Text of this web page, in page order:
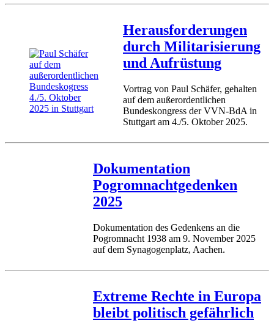
Herausforderungen
durch Militarisierung
und Aufrüstung
Vortrag von Paul Schäfer, gehalten
auf dem außerordentlichen
Bundeskongress der VVN-BdA in
Stuttgart am 4./5. Oktober 2025.
Dokumentation
Pogromnachtgedenken
2025
Dokumentation des Gedenkens an die
Pogromnacht 1938 am 9. November 2025
auf dem Synagogenplatz, Aachen.
Extreme Rechte in Europa
bleibt politisch gefährlich